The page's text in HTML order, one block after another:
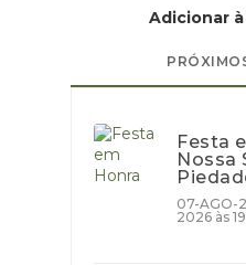
Adicionar
Festa
Nossa
07-AGO-
2026 às